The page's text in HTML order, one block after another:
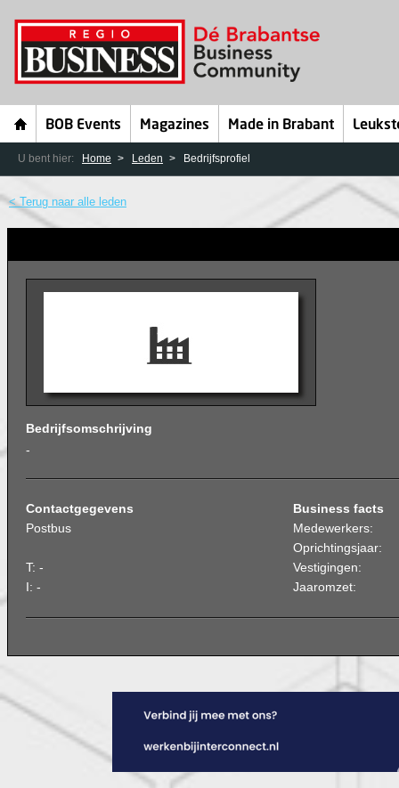
BOB Events Magazines Made in Brabant
U bent hier: Home Leden Bedrijfsprofiel
< Terug naar alle leden
Bedrijfsomschrijving
-
Contactgegevens
Postbus
T: -
I: -
Business facts
Medewerkers:
Oprichtingsjaar:
Vestigingen:
Jaaromzet: